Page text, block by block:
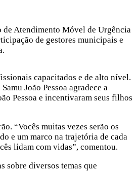
de Atendimento Móvel de Urgência
de gestores municipais e
capacitados e de alto nível.
João Pessoa agradece a
Pessoa e incentivaram seus filhos
“Vocês muitas vezes serão os
e um marco na trajetória de cada
lidam com vidas”, comentou.
sobre diversos temas que